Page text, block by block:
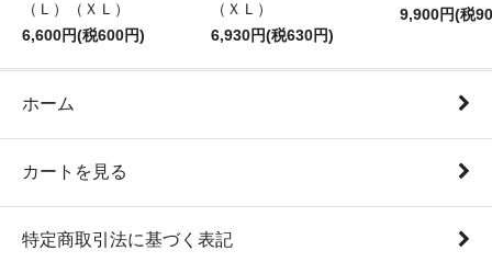
（Ｌ）（ＸＬ）
6,600円(税600円)
（ＸＬ）
6,930円(税630円)
9,900円(税
ホーム
カートを見る
特定商取引法に基づく表記